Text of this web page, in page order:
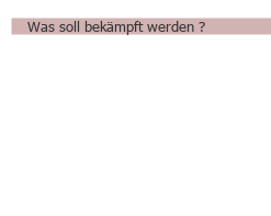
Was soll bekämpft werden ?